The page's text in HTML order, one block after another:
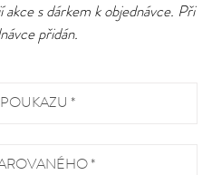
s dárkem k objednávce. Při
přidán.
*
*